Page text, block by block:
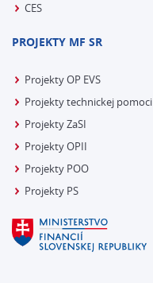
CES
PROJEKTY MF SR
Projekty OP EVS
Projekty technickej pomoci
Projekty ZaSI
Projekty OPII
Projekty POO
Projekty PS